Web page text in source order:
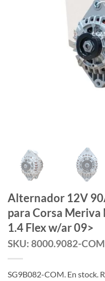
Alternador 12V
para Corsa
1.4 Flex w/ar 09>
SKU: 8000.9082-COM
SG9B082-COM. En stock.